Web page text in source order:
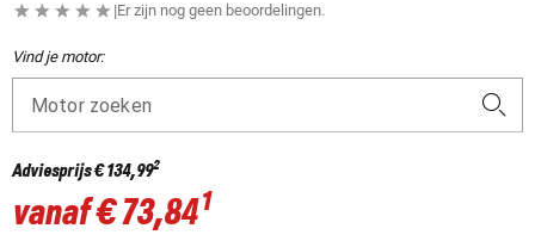
|Er zijn nog geen beoordelingen.
Vind je motor:
Motor zoeken
Adviesprijs€ 134,992
vanaf€ 73,841